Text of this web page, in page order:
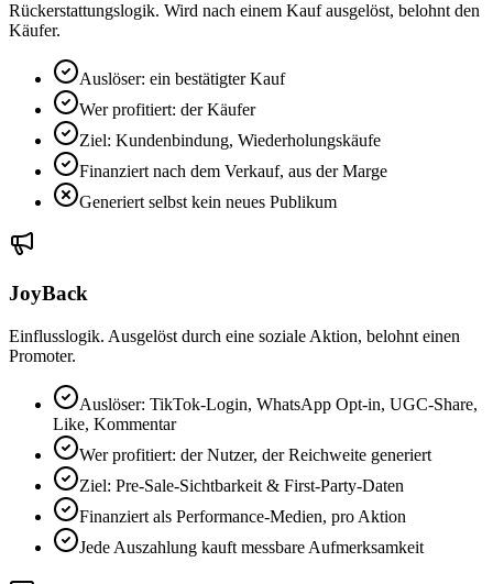
Rückerstattungslogik. Wird nach einem Kauf ausgelöst, belohnt den
Käufer.
Auslöser: ein bestätigter Kauf
Wer profitiert: der Käufer
Ziel: Kundenbindung, Wiederholungskäufe
Finanziert nach dem Verkauf, aus der Marge
Generiert selbst kein neues Publikum
JoyBack
Einflusslogik. Ausgelöst durch eine soziale Aktion, belohnt einen
Promoter.
Auslöser: TikTok-Login, WhatsApp Opt-in, UGC-Share,
Like, Kommentar
Wer profitiert: der Nutzer, der Reichweite generiert
Ziel: Pre-Sale-Sichtbarkeit & First-Party-Daten
Finanziert als Performance-Medien, pro Aktion
Jede Auszahlung kauft messbare Aufmerksamkeit